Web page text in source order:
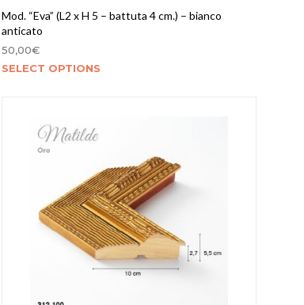
Mod. “Eva” (L2 x H 5 – battuta 4 cm.) – bianco
anticato
50,00€
SELECT OPTIONS